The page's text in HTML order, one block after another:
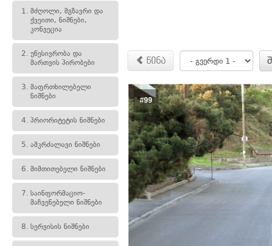
1. მძღოლი, მგზავრი და
ქვეითი, ნიშნები,
კონვეცია
2. უწესივრობა და
მართვის პირობები
3. მაფრთხილებელი
ნიშნები
4. პრიორიტეტის ნიშნები
5. ამკრძალავი ნიშნები
6. მიმთითებელი ნიშნები
7. საინფორმაციო-
მაჩვენებელი ნიშნები
8. სერვისის ნიშნები
წინა
#99